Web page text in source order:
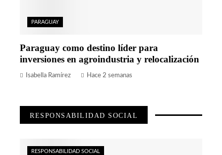
PARAGUAY
Paraguay como destino líder para
inversiones en agroindustria y relocalización
Isabella Ramírez Hace 2 semanas
RESPONSABILIDAD SOCIAL
RESPONSABILIDAD SOCIAL